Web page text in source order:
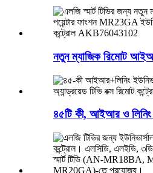
নতুন ম্যাজিক রিমোট
৪৫টি কী, আইআর ও লিনিং